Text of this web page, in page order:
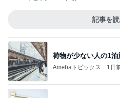
記事を
荷物が少ない人の1泊
Amebaトピックス 1日